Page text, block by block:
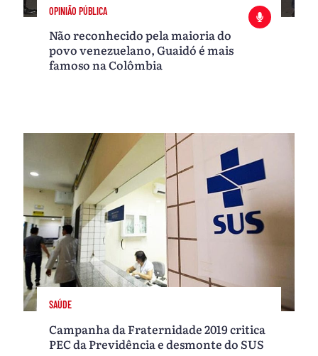
OPINIÃO PÚBLICA
Não reconhecido pela maioria do
povo venezuelano, Guaidó é mais
famoso na Colômbia
SAÚDE
Campanha da Fraternidade 2019 critica
PEC da Previdência e desmonte do SUS